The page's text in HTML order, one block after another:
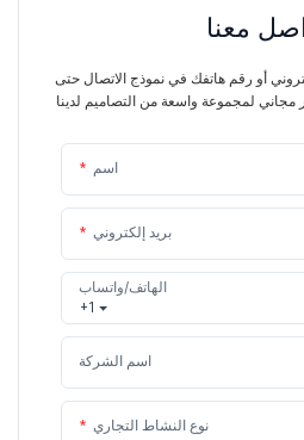
معنا
أو رقم هاتفك في نموذج الاتصال حتى
اسم
بريد إلكتروني
+1
الهاتف/واتساب
اسم الشركة
نوع النشاط التجاري